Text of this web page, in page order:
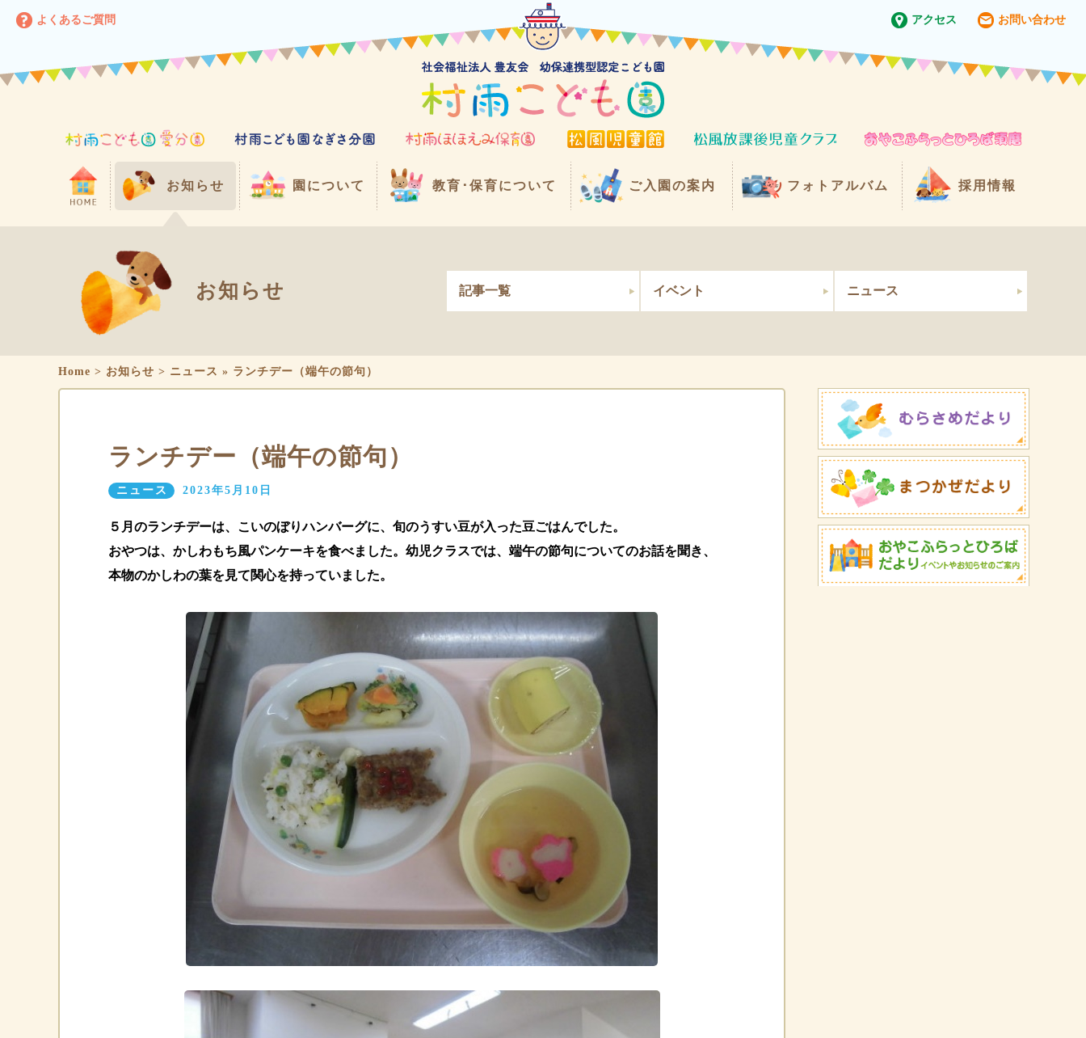
お知らせ 園について 教育･保育について ご入園の案内 フォトアルバム 採用情報
よくあるご質問 アクセス お問い合わせ
ランチデー（端午の節句）
ニュース 2023年5月10日
５月のランチデーは、こいのぼりハンバーグに、旬のうすい豆が入った豆ごはんでした。
おやつは、かしわもち風パンケーキを食べました。幼児クラスでは、端午の節句についてのお話を聞き、
本物のかしわの葉を見て関心を持っていました。
Home > お知らせ > ニュース » ランチデー（端午の節句）
お知らせ 記事一覧 イベント ニュース